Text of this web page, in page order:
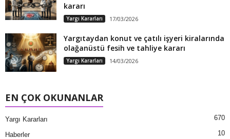
kararı
Yargı Kararları 17/03/2026
Yargıtaydan konut ve çatılı işyeri kiralarında
olağanüstü fesih ve tahliye kararı
Yargı Kararları 14/03/2026
EN ÇOK OKUNANLAR
Yargı Kararları 670
Haberler 10